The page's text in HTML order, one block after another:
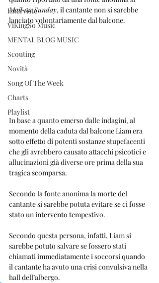
Interviste
ViKingSo Music
MENTAL BLOG MUSIC
Scouting
Novità
Song Of The Week
Charts
Playlist
Mail on Sunday, il cantante non si sarebbe
lanciato volontariamente dal balcone.
In base a quanto emerso dalle indagini, al
momento della caduta dal balcone Liam era
sotto effetto di potenti sostanze stupefacenti
che gli avrebbero causato attacchi psicotici e
allucinazioni già diverse ore prima della sua
tragica scomparsa.
Secondo la fonte anonima la morte del
cantante si sarebbe potuta evitare se ci fosse
stato un intervento tempestivo.
Secondo questa persona, infatti, Liam si
sarebbe potuto salvare se fossero stati
chiamati immediatamente i soccorsi quando
il cantante ha avuto una crisi convulsiva nella
hall dell’albergo.